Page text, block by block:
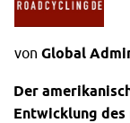
von Global
Der
Entwicklung des